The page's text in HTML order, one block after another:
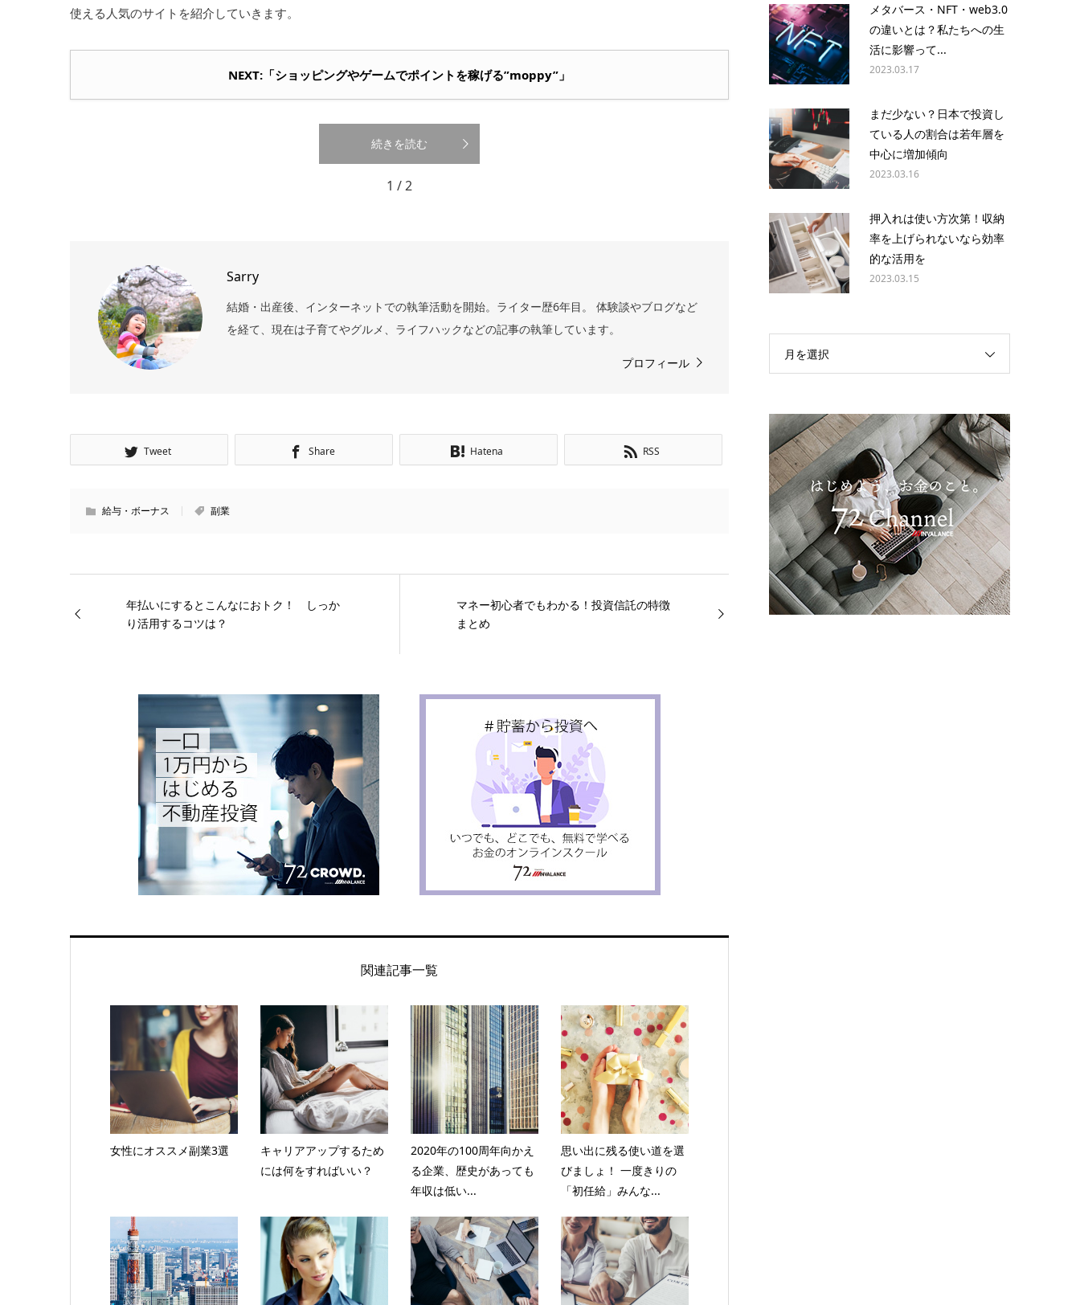
使える人気のサイトを紹介していきます。
NEXT:「ショッピングやゲームでポイントを稼げる”moppy”」
続きを読む
1 / 2
Sarry
結婚・出産後、インターネットでの執筆活動を開始。ライター歴6年目。 体験談やブログなど
を経て、現在は子育てやグルメ、ライフハックなどの記事の執筆しています。
プロフィール
Tweet Share Hatena RSS
給与・ボーナス 副業
年払いにするとこんなにおトク！ しっか
り活用するコツは？
マネー初心者でもわかる！投資信託の特徴
まとめ
関連記事一覧
女性にオススメ副業3選
キャリアアップするため
には何をすればいい？
2020年の100周年向かえ
る企業、歴史があっても
年収は低い...
思い出に残る使い道を選
びましょ！ 一度きりの
「初任給」みんな...
メタバース・NFT・web3.0
の違いとは？私たちへの生
活に影響って...
2023.03.17
まだ少ない？日本で投資し
ている人の割合は若年層を
中心に増加傾向
2023.03.16
押入れは使い方次第！収納
率を上げられないなら効率
的な活用を
2023.03.15
月を選択